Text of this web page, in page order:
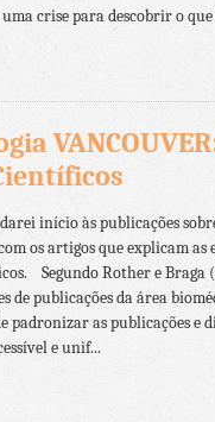
crise para descobrir o
início às publicações
os artigos que explicam as
Segundo Rother e Braga
de publicações da área
padronizar as publicações e
e unif...